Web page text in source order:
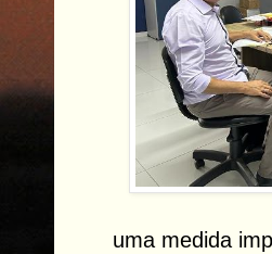
uma medida